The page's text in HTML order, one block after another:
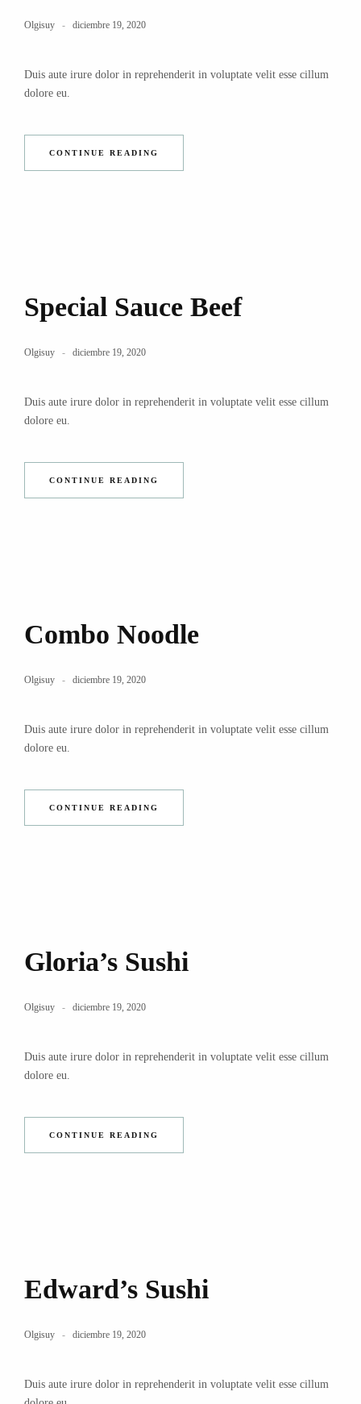
Olgisuy diciembre 19, 2020
Duis aute irure dolor in reprehenderit in voluptate velit esse cillum
dolore eu.
CONTINUE READING
Special Sauce Beef
Olgisuy diciembre 19, 2020
Duis aute irure dolor in reprehenderit in voluptate velit esse cillum
dolore eu.
CONTINUE READING
Combo Noodle
Olgisuy diciembre 19, 2020
Duis aute irure dolor in reprehenderit in voluptate velit esse cillum
dolore eu.
CONTINUE READING
Gloria’s Sushi
Olgisuy diciembre 19, 2020
Duis aute irure dolor in reprehenderit in voluptate velit esse cillum
dolore eu.
CONTINUE READING
Edward’s Sushi
Olgisuy diciembre 19, 2020
Duis aute irure dolor in reprehenderit in voluptate velit esse cillum